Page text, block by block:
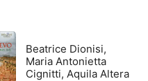
Beatrice Dionisi,
Maria Antonietta
Cignitti, Aquila Altera